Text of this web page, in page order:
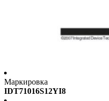
Маркировка
IDT71016S12YI8